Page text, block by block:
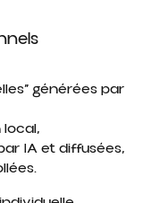
générées par
IA et diffusées,